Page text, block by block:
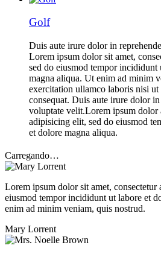
Golf
Duis aute irure dolor in
Lorem ipsum dolor sit amet,
sed do eiusmod tempor incididunt
magna aliqua. Ut enim ad minim
exercitation ullamco laboris nisi
consequat. Duis aute irure dolor
voluptate velit.Lorem ipsum dolor
adipisicing elit, sed do eiusmod
et dolore magna aliqua.
Carregando…
Lorem ipsum dolor sit amet, consectetur
eiusmod tempor incididunt ut labore et
enim ad minim veniam, quis nostrud.
Mary Lorrent